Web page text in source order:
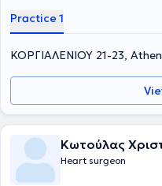
Practice 1
ΚΟΡΓΙΑΛΕΝΙΟΥ 21-23,
Κωτούλας
Heart surgeon